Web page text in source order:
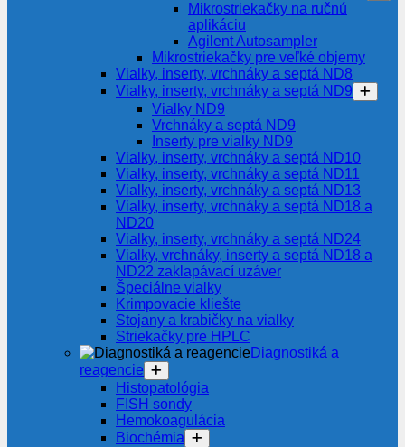
Mikrostriekačky na ručnú
aplikáciu
Agilent Autosampler
Mikrostriekačky pre veľké objemy
Vialky, inserty, vrchnáky a septá ND8
Vialky, inserty, vrchnáky a septá ND9
Vialky ND9
Vrchnáky a septá ND9
Inserty pre vialky ND9
Vialky, inserty, vrchnáky a septá ND10
Vialky, inserty, vrchnáky a septá ND11
Vialky, inserty, vrchnáky a septá ND13
Vialky, inserty, vrchnáky a septá ND18 a
ND20
Vialky, inserty, vrchnáky a septá ND24
Vialky, vrchnáky, inserty a septá ND18 a
ND22 zaklapávací uzáver
Špeciálne vialky
Krimpovacie kliešte
Stojany a krabičky na vialky
Striekačky pre HPLC
Diagnostiká a
reagencie
Histopatológia
FISH sondy
Hemokoagulácia
Biochémia